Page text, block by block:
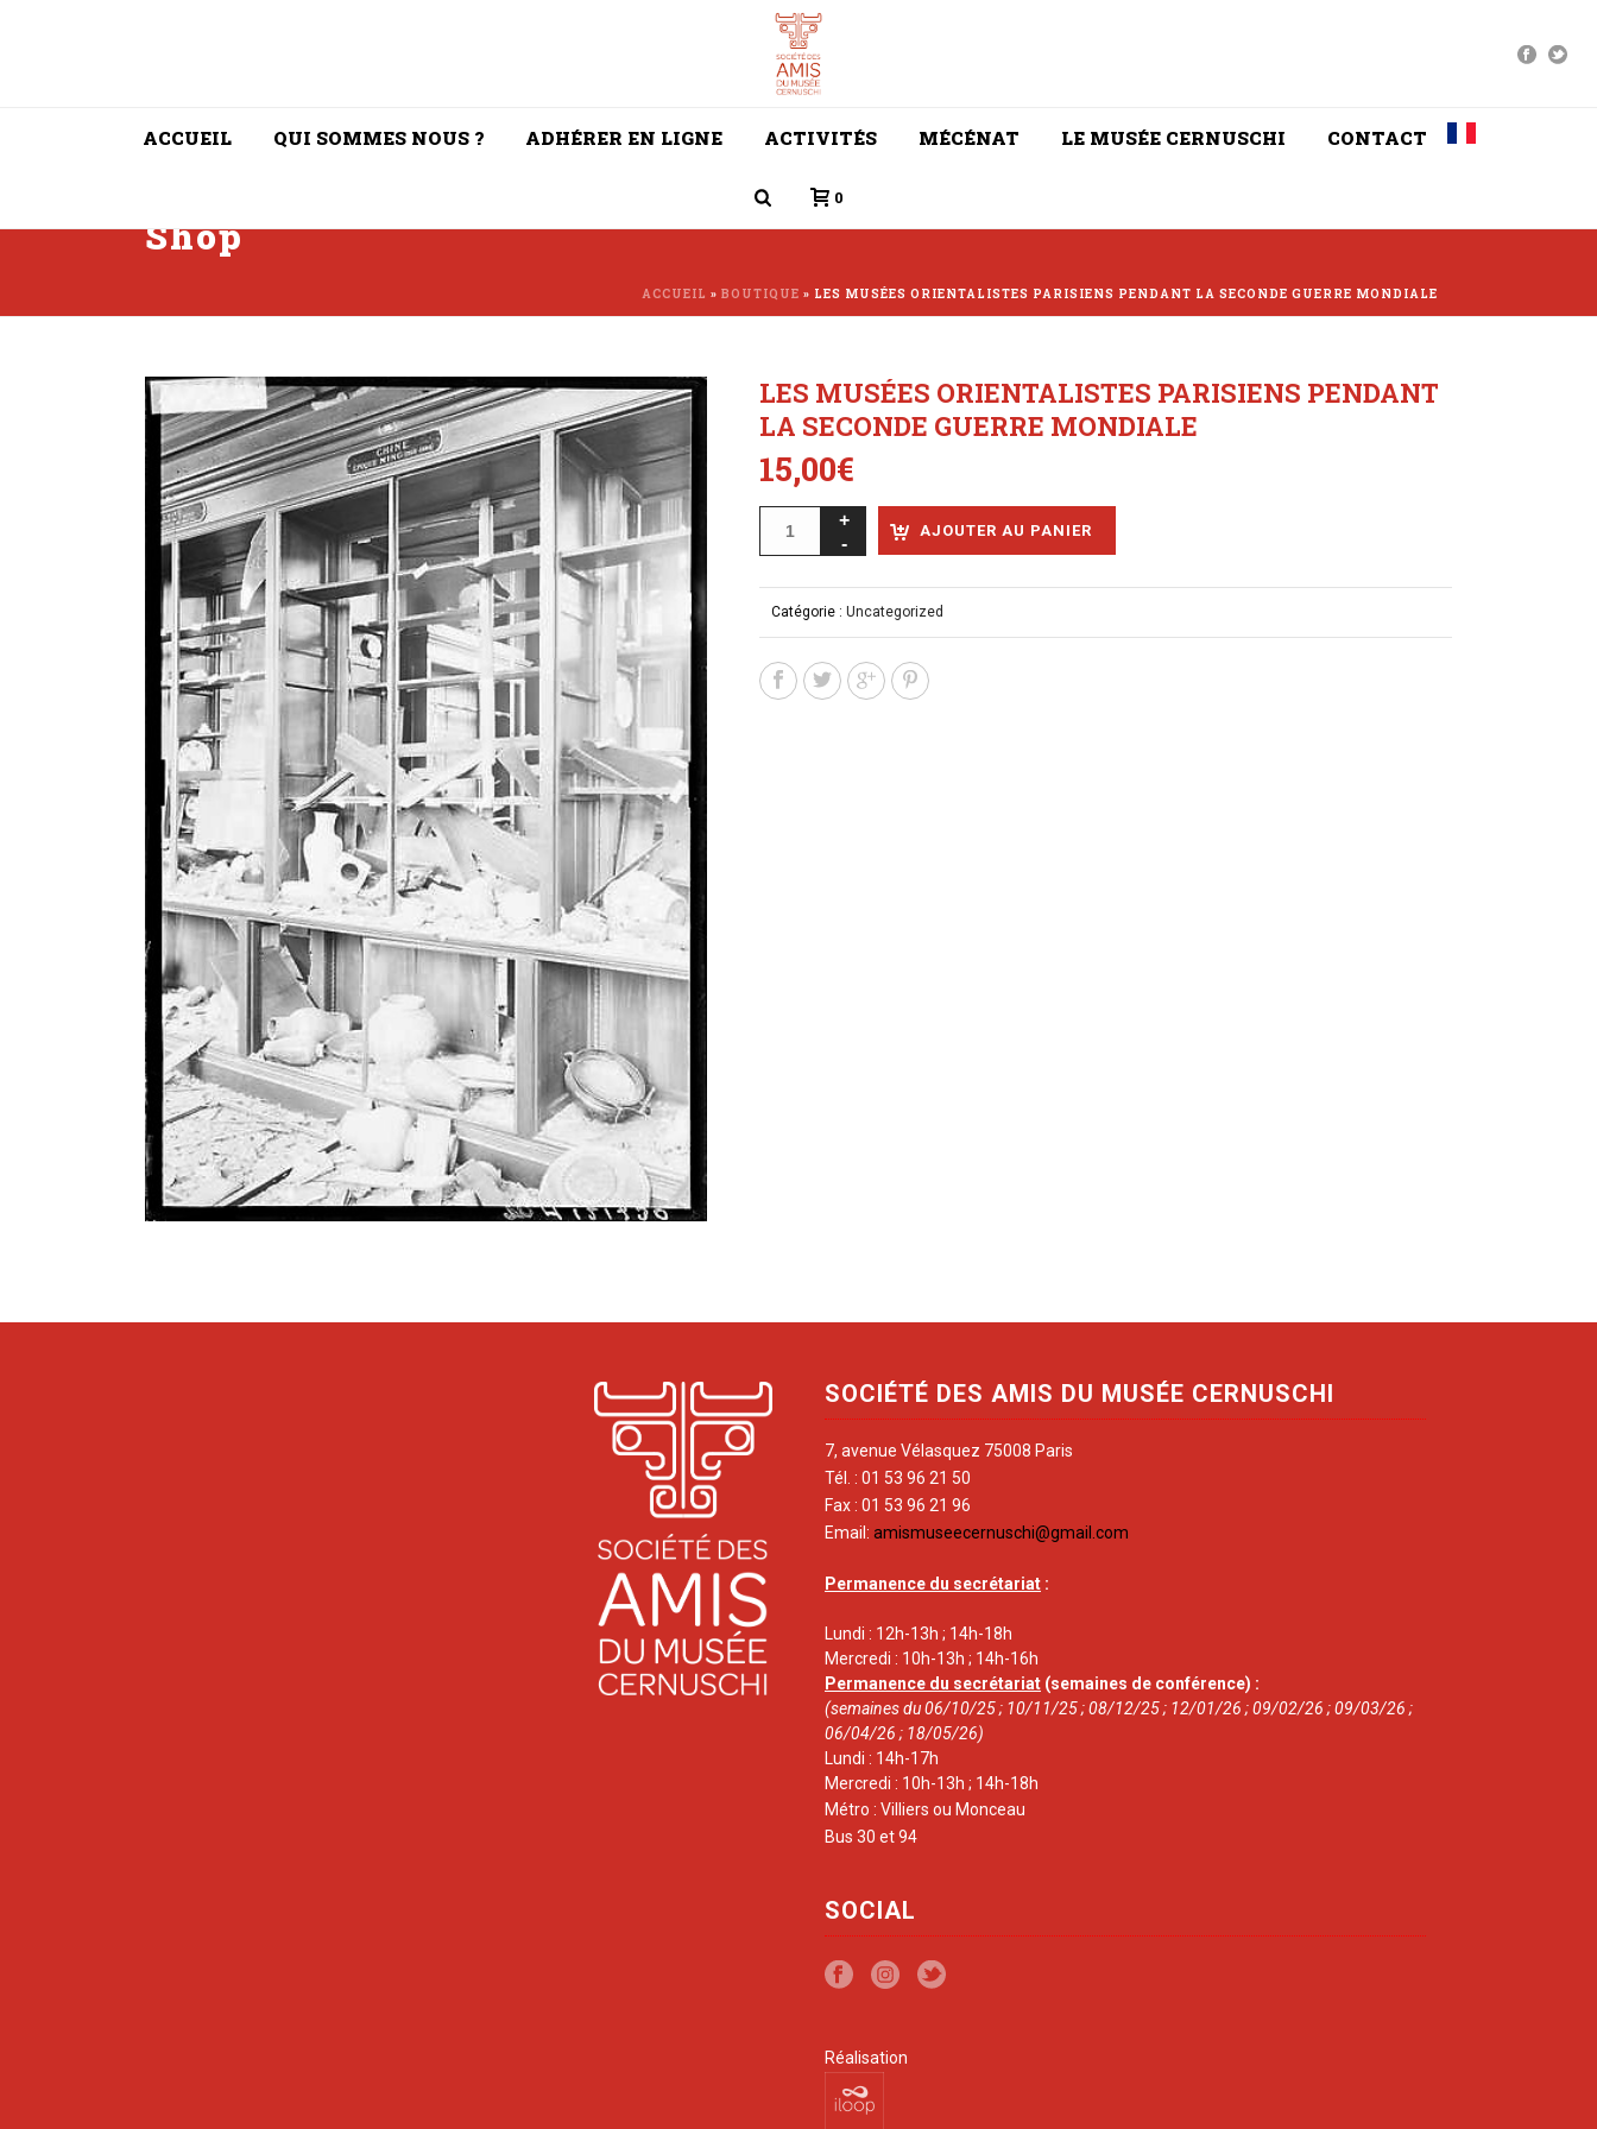
ACCUEIL QUI SOMMES NOUS ? ADHÉRER EN LIGNE ACTIVITÉS MÉCÉNAT LE MUSÉE CERNUSCHI CONTACT
0
Shop
ACCUEIL » BOUTIQUE » LES MUSÉES ORIENTALISTES PARISIENS PENDANT LA SECONDE GUERRE MONDIALE
LES MUSÉES ORIENTALISTES PARISIENS PENDANT
LA SECONDE GUERRE MONDIALE
15,00€
AJOUTER AU PANIER
Catégorie : Uncategorized
SOCIÉTÉ DES AMIS DU MUSÉE CERNUSCHI
7, avenue Vélasquez 75008 Paris
Tél. : 01 53 96 21 50
Fax : 01 53 96 21 96
Email: amismuseecernuschi@gmail.com
Permanence du secrétariat :
Lundi : 12h-13h ; 14h-18h
Mercredi : 10h-13h ; 14h-16h
Permanence du secrétariat (semaines de conférence) :
(semaines du 06/10/25 ; 10/11/25 ; 08/12/25 ; 12/01/26 ; 09/02/26 ; 09/03/26 ;
06/04/26 ; 18/05/26)
Lundi : 14h-17h
Mercredi : 10h-13h ; 14h-18h
Métro : Villiers ou Monceau
Bus 30 et 94
SOCIAL
Réalisation